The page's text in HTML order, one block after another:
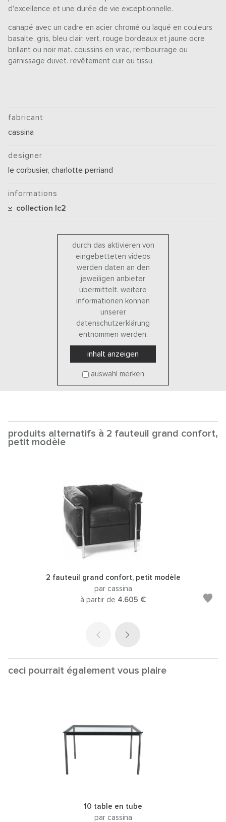
d'excellence et une durée de vie exceptionnelle.
canapé avec un cadre en acier chromé ou laqué en couleurs
basalte, gris, bleu clair, vert, rouge bordeaux et jaune ocre
brillant ou noir mat. coussins en vrac, rembourrage ou
garnissage duvet. revêtement cuir ou tissu.
fabricant
cassina
designer
le corbusier,charlotte perriand
informations
collection lc2
durch das aktivieren von
eingebetteten videos
werden daten an den
jeweiligen anbieter
übermittelt. weitere
informationen können
unserer
datenschutzerklärung
entnommen werden.
inhalt anzeigen
auswahl merken
produits alternatifs à 2 fauteuil grand confort,
petit modèle
2 fauteuil grand confort, petit modèle
par cassina
à partir de 4.605 €
ceci pourrait également vous plaire
10 table en tube
par cassina